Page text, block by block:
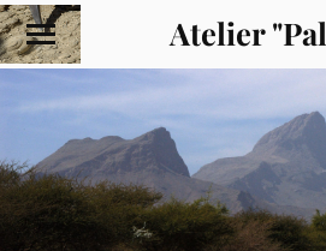
Atelier